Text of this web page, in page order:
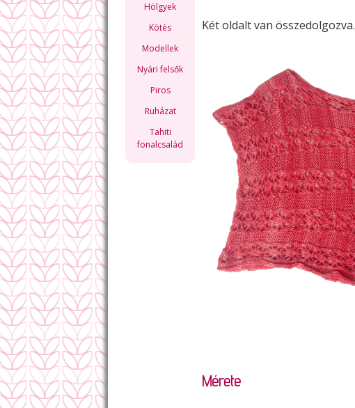
Hölgyek
Kötés
Modellek
Nyári felsők
Piros
Ruházat
Tahiti
fonalcsalád
Két oldalt van összedolgozva.
Mérete